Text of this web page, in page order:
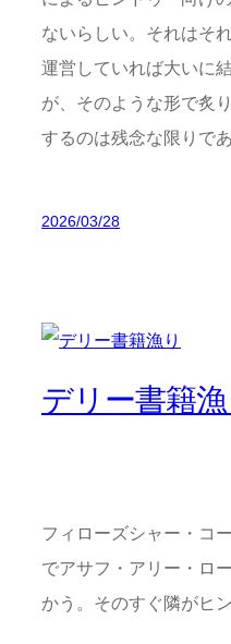
ないらしい。それはそ
運営していれば大いに
が、そのような形で炙
するのは残念な限りであ
2026/03/28
デリー書籍漁
フィローズシャー・コ
でアサフ・アリー・ロ
かう。そのすぐ隣がヒ